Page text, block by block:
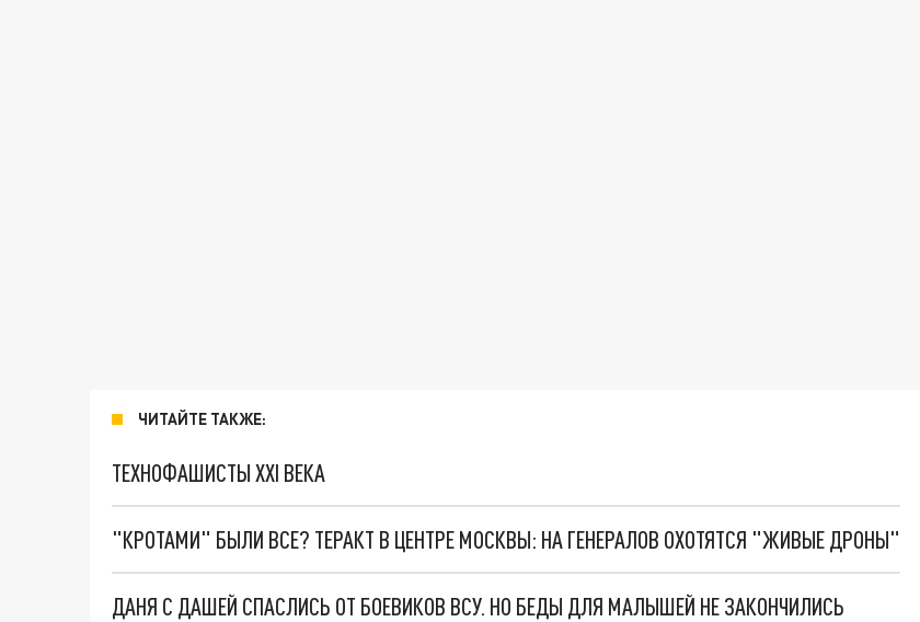
ЧИТАЙТЕ ТАКЖЕ:
ТЕХНОФАШИСТЫ XXI ВЕКА
"КРОТАМИ" БЫЛИ ВСЕ? ТЕРАКТ В ЦЕНТРЕ МОСКВЫ: НА ГЕНЕРАЛОВ ОХОТЯТСЯ "ЖИВЫЕ ДРОНЫ"
ДАНЯ С ДАШЕЙ СПАСЛИСЬ ОТ БОЕВИКОВ ВСУ. НО БЕДЫ ДЛЯ МАЛЫШЕЙ НЕ ЗАКОНЧИЛИСЬ